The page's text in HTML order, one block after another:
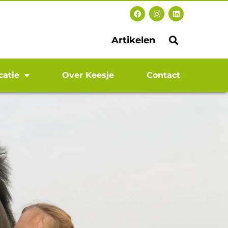
Artikelen
Over Keesje Contact